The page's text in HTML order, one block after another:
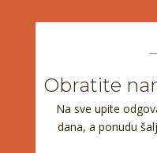
Obratite
Na sve upite
dana, a ponudu